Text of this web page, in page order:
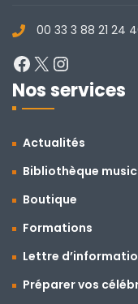
00 33 3 88 21 24
Facebook
X
Nos services
Actualités
Bibliothèque
Boutique
Formations
Lettre
Préparer vos